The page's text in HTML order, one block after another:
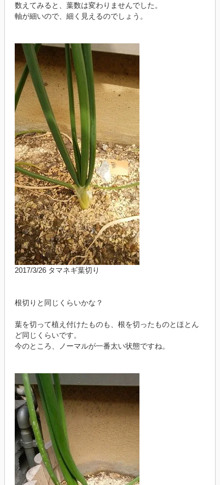
数えてみると、葉数は変わりませんでした。
軸が細いので、細く見えるのでしょう。
2017/3/26 タマネギ葉切り
根切りと同じくらいかな？
葉を切って植え付けたものも、根を切ったものとほとん
ど同じくらいです。
今のところ、ノーマルが一番太い状態ですね。